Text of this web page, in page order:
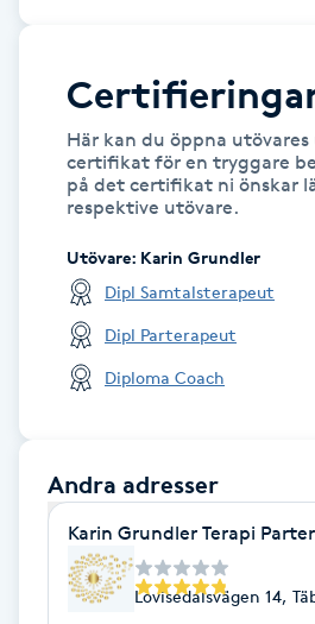
Hälsprickor
Idrottsmassage
IPL hårborttagning
IR-massage
Här kan du öppna
certifikat för en tryggare
på det certifikat ni önskar
respektive utövare.
Utövare: Karin Grundler
Dipl Samtalsterapeut
Dipl Parterapeut
Diploma Coach
Andra adresser
Karin Grundler Terapi
Lovisedalsvägen 14,